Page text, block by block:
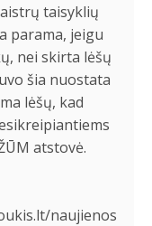
taisyklių
parama, jeigu
nei skirta lėšų
šia nuostata
lėšų, kad
atstovė.
naujienos